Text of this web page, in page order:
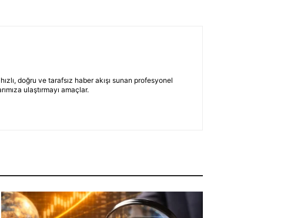
doğru ve tarafsız haber akışı sunan profesyonel
ulaştırmayı amaçlar.